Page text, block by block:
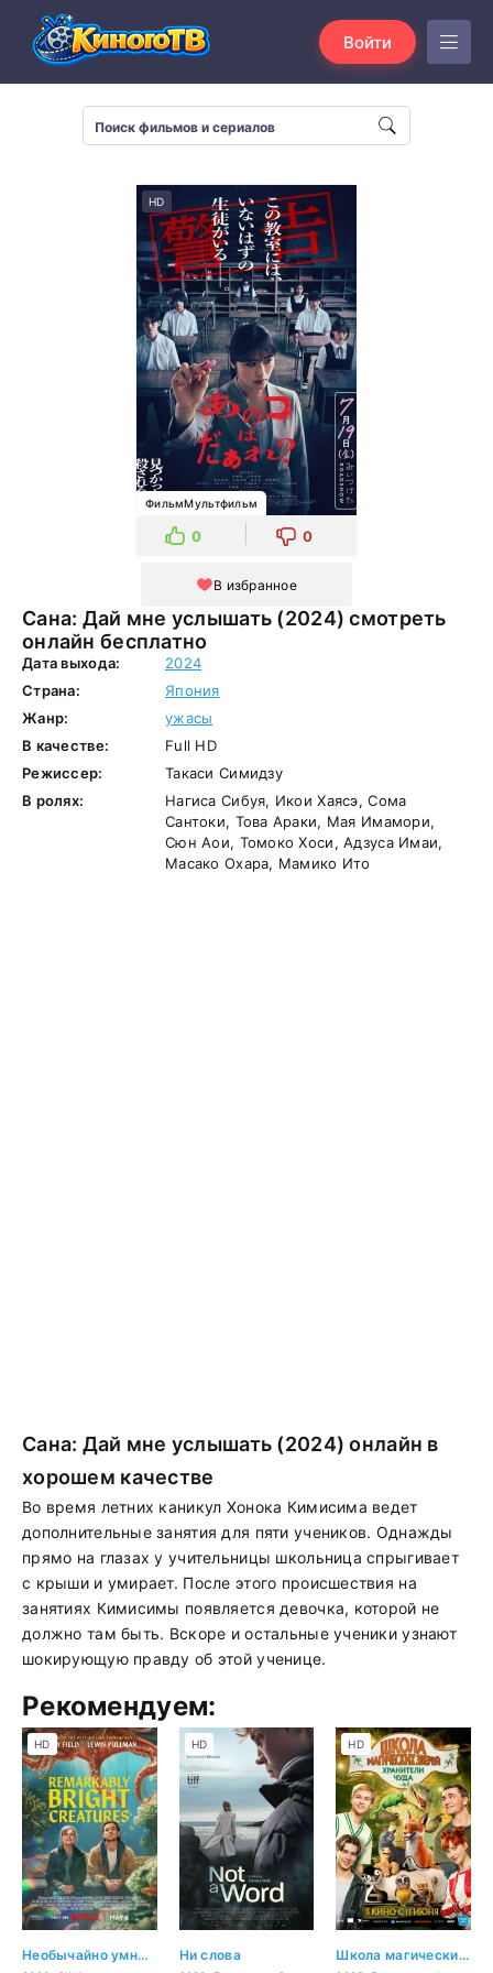
Войти
Сана: Дай мне услышать (2024) смотреть
онлайн бесплатно
HD
ФильмМультфильм
0 0
В избранное
Дата выхода:
2024
Страна:
Япония
Жанр:
ужасы
В качестве:
Full HD
Режиссер:
Такаси Симидзу
В ролях:
Нагиса Сибуя, Икои Хаясэ, Сома
Сантоки, Това Араки, Мая Имамори,
Сюн Аои, Томоко Хоси, Адзуса Имаи,
Масако Охара, Мамико Ито
Сана: Дай мне услышать (2024) онлайн в
хорошем качестве
Во время летних каникул Хонока Кимисима ведет
дополнительные занятия для пяти учеников. Однажды
прямо на глазах у учительницы школьница спрыгивает
с крыши и умирает. После этого происшествия на
занятиях Кимисимы появляется девочка, которой не
должно там быть. Вскоре и остальные ученики узнают
шокирующую правду об этой ученице.
Рекомендуем:
Необычайно умные создания
HD
Ни слова
HD
Школа магических зверей. Хранители чуда
HD